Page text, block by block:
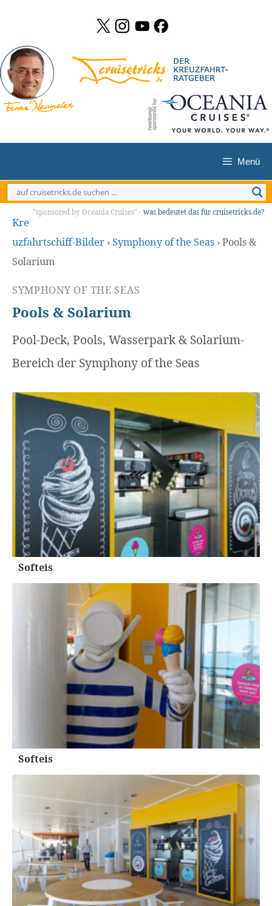
springen
Menü
"sponsored by Oceania Cruises" - was bedeutet das für cruisetricks.de?
Kre
uzfahrtschiff-Bilder ›Symphony of the Seas ›Pools &
Solarium
SYMPHONY OF THE SEAS
Pools & Solarium
Pool-Deck, Pools, Wasserpark & Solarium-
Bereich der Symphony of the Seas
Softeis
Softeis